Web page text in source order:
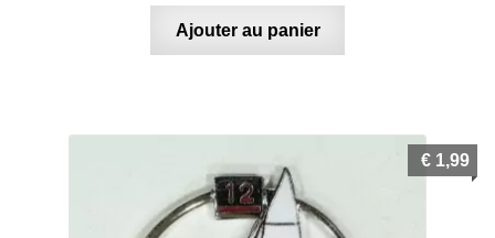
Ajouter au panier
€ 1,99